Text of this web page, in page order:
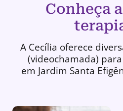
Conheça
A Cecília oferece
(videochamada)
em Jardim Santa